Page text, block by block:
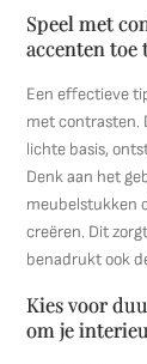
Speel met
accenten toe
Een effectieve
met contrasten.
lichte basis,
Denk aan het
meubelstukken
creëren. Dit
benadrukt ook
Kies voor
om je